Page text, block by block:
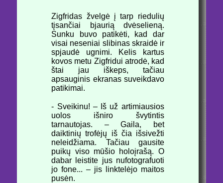
Zigfridas žvelgė į tarp riedulių
tįsančiai bjaurią dvėselieną.
Sunku buvo patikėti, kad dar
visai neseniai slibinas skraidė ir
spjaudė ugnimi. Kelis kartus
kovos metu Zigfridui atrodė, kad
štai jau iškeps, tačiau
apsauginis ekranas suveikdavo
patikimai.
- Sveikinu! – Iš už artimiausios
uolos išniro švytintis
tarnautojas. – Gaila, bet
daiktinių trofėjų iš čia išsivežti
neleidžiama. Tačiau gausite
puikų viso mūšio holoįrašą. O
dabar leistite jus nufotografuoti
jo fone... – jis linktelėjo maitos
pusėn.